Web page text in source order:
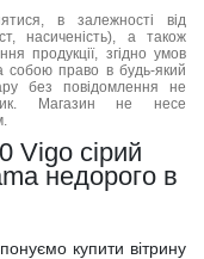
в залежності від
насиченість), а також
продукції, згідно умов
собою право в будь-який
без повідомлення не
Магазин не несе
Vigo сірий
недорого в
купити вітрину